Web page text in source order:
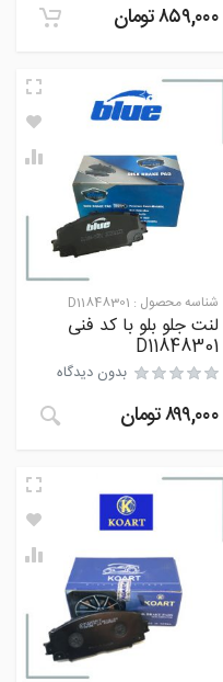
۸۵۹,۰۰۰تومان
شناسه محصول : D11848301
لنت جلو بلو با کد فنی
D11848301
بدون دیدگاه
۸۹۹,۰۰۰تومان